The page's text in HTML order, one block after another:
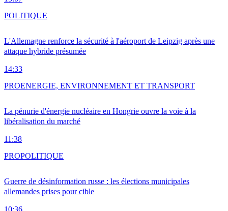
L'Allemagne renforce la sécurité à l'aéroport de Leipzig après une
attaque hybride présumée
14:33
POLITIQUE
La pénurie d'énergie nucléaire en Hongrie ouvre la voie à la
libéralisation du marché
11:38
PROENERGIE, ENVIRONNEMENT ET TRANSPORT
Guerre de désinformation russe : les élections municipales
allemandes prises pour cible
PROPOLITIQUE